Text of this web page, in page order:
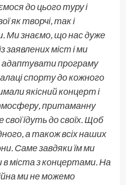
до цього туру і
як творчі, так і
Ми знаємо, що нас дуже
заявлених міст і ми
програму
спорту до кожного
якісний концерт і
притаманну
їдуть до своїх. Щоб
а також всіх наших
Саме завдяки їм ми
міста з концертами. На
ми не можемо